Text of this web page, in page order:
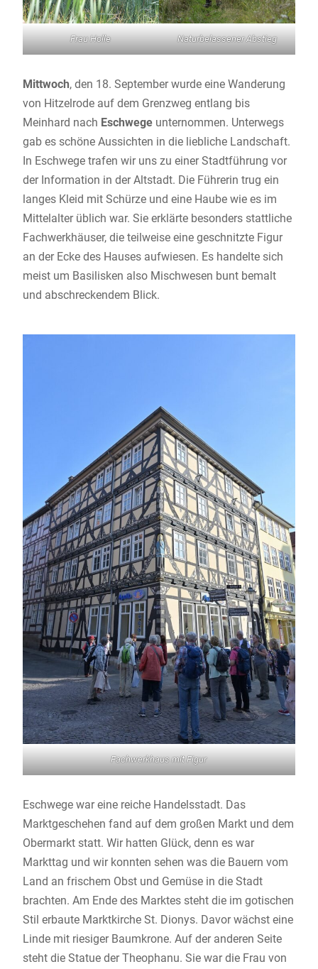
Frau Holle Naturbelassener Abstieg
Mittwoch, den 18. September wurde eine Wanderung
von Hitzelrode auf dem Grenzweg entlang bis
Meinhard nach Eschwege unternommen. Unterwegs
gab es schöne Aussichten in die liebliche Landschaft.
In Eschwege trafen wir uns zu einer Stadtführung vor
der Information in der Altstadt. Die Führerin trug ein
langes Kleid mit Schürze und eine Haube wie es im
Mittelalter üblich war. Sie erklärte besonders stattliche
Fachwerkhäuser, die teilweise eine geschnitzte Figur
an der Ecke des Hauses aufwiesen. Es handelte sich
meist um Basilisken also Mischwesen bunt bemalt
und abschreckendem Blick.
Fachwerkhaus mit Figur
Eschwege war eine reiche Handelsstadt. Das
Marktgeschehen fand auf dem großen Markt und dem
Obermarkt statt. Wir hatten Glück, denn es war
Markttag und wir konnten sehen was die Bauern vom
Land an frischem Obst und Gemüse in die Stadt
brachten. Am Ende des Marktes steht die im gotischen
Stil erbaute Marktkirche St. Dionys. Davor wächst eine
Linde mit riesiger Baumkrone. Auf der anderen Seite
steht die Statue der Theophanu. Sie war die Frau von